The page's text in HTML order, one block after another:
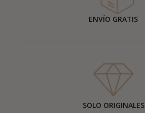
ENVÍO GRATIS
SOLO ORIGINALES